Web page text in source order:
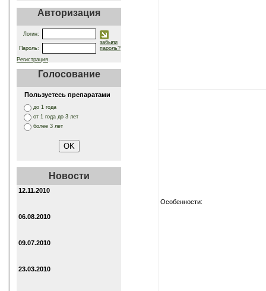
Авторизация
Логин:
Пароль:
забыли
пароль?
Регистрация
Голосование
Пользуетесь препаратами
до 1 года
от 1 года до 3 лет
более 3 лет
Новости
12.11.2010
06.08.2010
09.07.2010
23.03.2010
Особенности: